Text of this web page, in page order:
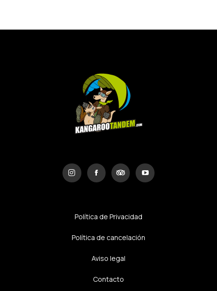
Política de Privacidad
Política de cancelación
Aviso legal
Contacto